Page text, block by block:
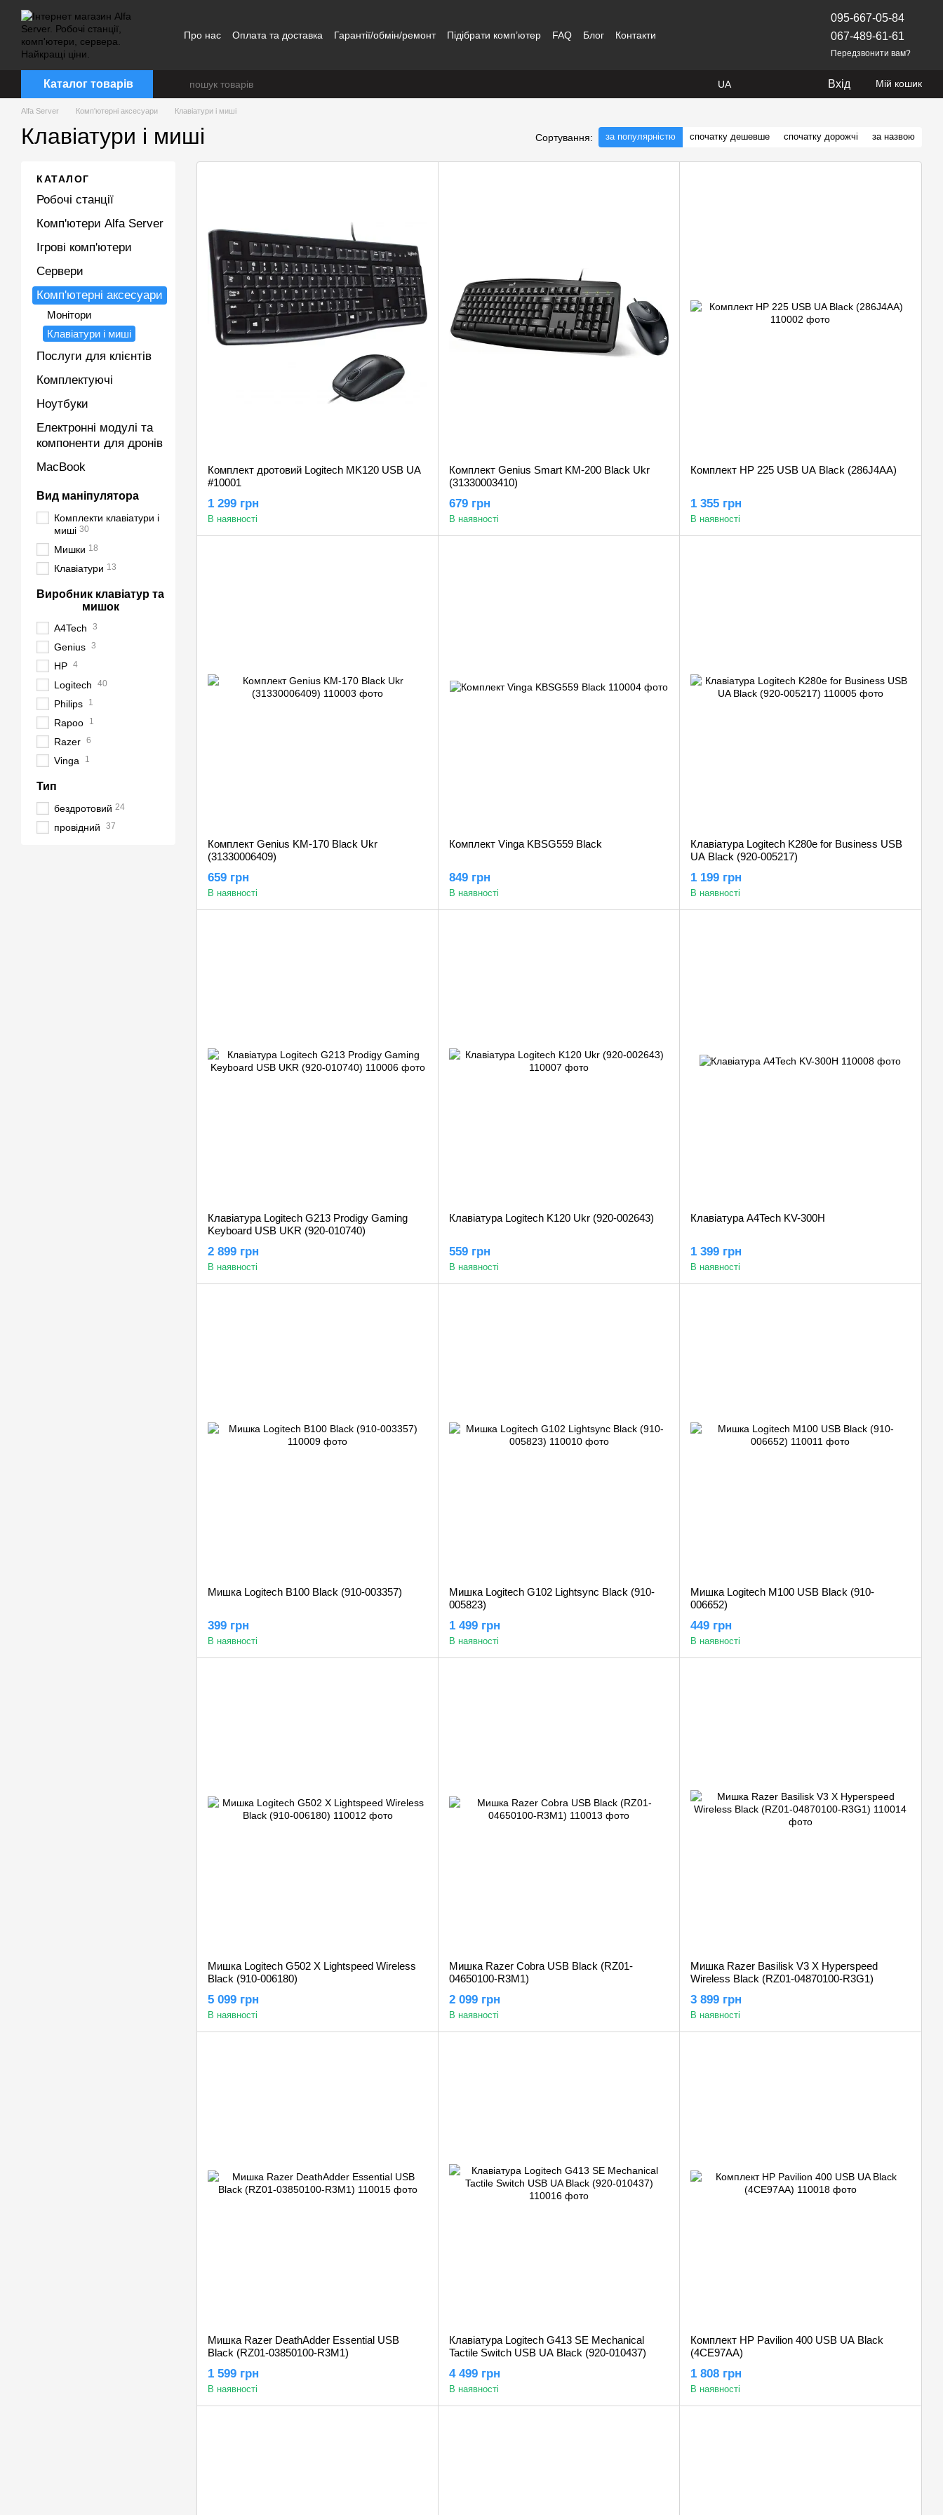
Перейти до основного контенту
Про нас Оплата та доставка Гарантії/обмін/ремонт Підібрати комп’ютер FAQ Блог Контакти
095-667-05-84
067-489-61-61
Передзвонити вам?
Каталог товарів UA Вхід Мій кошик
Alfa Server Комп'ютерні аксесуари Клавіатури і миші
Клавіатури і миші Сортування: за популярністю спочатку дешевше спочатку дорожчі за назвою
Комплект дротовий Logitech MK120 USB UA
#10001
1 299 грн
В наявності
Комплект Genius Smart KM-200 Black Ukr
(31330003410)
679 грн
В наявності
Комплект HP 225 USB UA Black (286J4AA)
1 355 грн
В наявності
Комплект Genius KM-170 Black Ukr
(31330006409)
659 грн
В наявності
Комплект Vinga KBSG559 Black
849 грн
В наявності
Клавіатура Logitech K280e for Business USB
UA Black (920-005217)
1 199 грн
В наявності
Клавіатура Logitech G213 Prodigy Gaming
Keyboard USB UKR (920-010740)
2 899 грн
В наявності
Клавіатура Logitech K120 Ukr (920-002643)
559 грн
В наявності
Клавіатура A4Tech KV-300H
1 399 грн
В наявності
Мишка Logitech B100 Black (910-003357)
399 грн
В наявності
Мишка Logitech G102 Lightsync Black (910-
005823)
1 499 грн
В наявності
Мишка Logitech M100 USB Black (910-
006652)
449 грн
В наявності
Мишка Logitech G502 X Lightspeed Wireless
Black (910-006180)
5 099 грн
В наявності
Мишка Razer Cobra USB Black (RZ01-
04650100-R3M1)
2 099 грн
В наявності
Мишка Razer Basilisk V3 X Hyperspeed
Wireless Black (RZ01-04870100-R3G1)
3 899 грн
В наявності
Мишка Razer DeathAdder Essential USB
Black (RZ01-03850100-R3M1)
1 599 грн
В наявності
Клавіатура Logitech G413 SE Mechanical
Tactile Switch USB UA Black (920-010437)
4 499 грн
В наявності
Комплект HP Pavilion 400 USB UA Black
(4CE97AA)
1 808 грн
В наявності
КАТАЛОГ
Робочі станції
Комп'ютери Alfa Server
Ігрові комп'ютери
Сервери
Комп'ютерні аксесуари
Монітори
Клавіатури і миші
Послуги для клієнтів
Комплектуючі
Ноутбуки
Електронні модулі та
компоненти для дронів
MacBook
Вид маніпулятора
Комплекти клавіатури і
миші 30
Мишки 18
Клавіатури 13
Виробник клавіатур та
мишок
A4Tech 3
Genius 3
HP 4
Logitech 40
Philips 1
Rapoo 1
Razer 6
Vinga 1
Тип
бездротовий 24
провідний 37